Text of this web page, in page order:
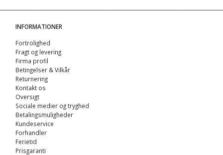
INFORMATIONER
Fortrolighed
Fragt og levering
Firma profil
Betingelser & Vilkår
Returnering
Kontakt os
Oversigt
Sociale medier og tryghed
Betalingsmuligheder
Kundeservice
Forhandler
Ferietid
Prisgaranti